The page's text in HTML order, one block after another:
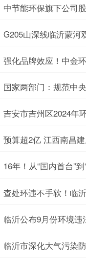
中节能环保旗下公司
G205山深线临沂蒙河
强化品牌效应！中金
国家两部门：规范中
吉安市吉州区2024年
预算超2亿 江西南昌
16年！从“国内首台”
查处环违不手软！临
临沂公布9月份环境
临沂市深化大气污染